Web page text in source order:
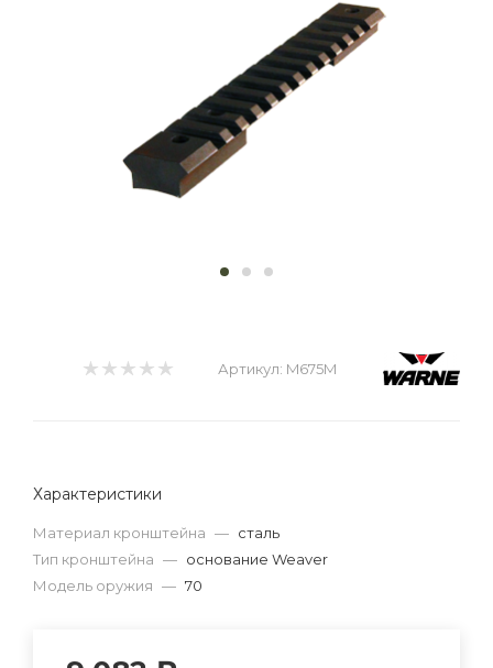
Артикул: M675M
Характеристики
Материал кронштейна — сталь
Тип кронштейна — основание Weaver
Модель оружия — 70